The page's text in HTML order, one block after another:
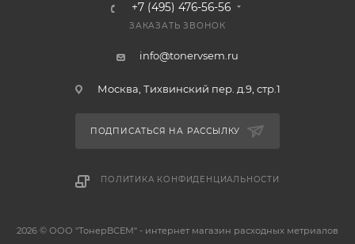
+7 (495) 476-56-56
ЗАКАЗАТЬ ЗВОНОК
info@tonervsem.ru
Москва, Тихвинский пер. д.9, стр.1
ПОДПИСАТЬСЯ НА РАССЫЛКУ
ПОЛИТИКА КОНФИДЕНЦИАЛЬНОСТИ
2026 © ООО "ТонерВСЕМ" - интернет магазин расходных метриалов